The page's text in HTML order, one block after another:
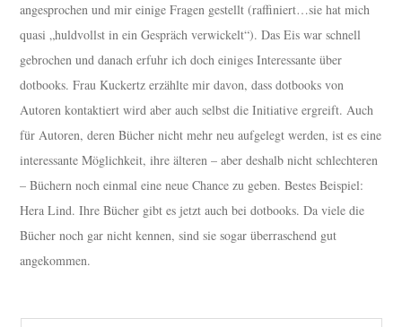
angesprochen und mir einige Fragen gestellt (raffiniert…sie hat mich
quasi „huldvollst in ein Gespräch verwickelt“). Das Eis war schnell
gebrochen und danach erfuhr ich doch einiges Interessante über
dotbooks. Frau Kuckertz erzählte mir davon, dass dotbooks von
Autoren kontaktiert wird aber auch selbst die Initiative ergreift. Auch
für Autoren, deren Bücher nicht mehr neu aufgelegt werden, ist es eine
interessante Möglichkeit, ihre älteren – aber deshalb nicht schlechteren
– Büchern noch einmal eine neue Chance zu geben. Bestes Beispiel:
Hera Lind. Ihre Bücher gibt es jetzt auch bei dotbooks. Da viele die
Bücher noch gar nicht kennen, sind sie sogar überraschend gut
angekommen.